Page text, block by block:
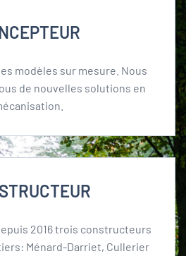
modèles sur mesure. Nous
de nouvelles solutions en
2016 trois constructeurs
Ménard-Darriet, Cullerier